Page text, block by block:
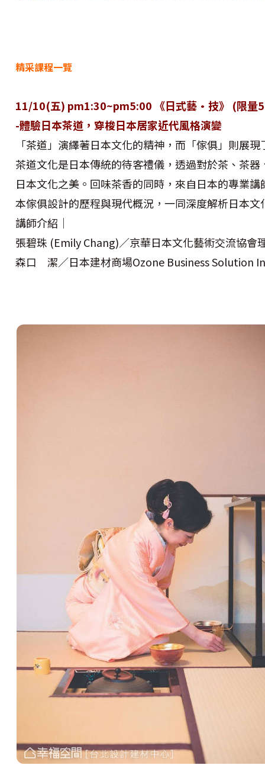
精采課程一覽
11/10(五) pm1:30~pm5:00 《日式藝·技》 (限量
-體驗日本茶道，穿梭日本居家近代風格演變
「茶道」演繹著日本文化的精神，而「傢俱」則展
茶道文化是日本傳統的待客禮儀，透過對於茶、茶
日本文化之美。回味茶香的同時，來自日本的專業
本傢俱設計的歷程與現代概況，一同深度解析日本文
講師介紹｜
張碧珠 (Emily Chang)／京華日本文化藝術交流協會
森口 潔／日本建材商場Ozone Business Solution